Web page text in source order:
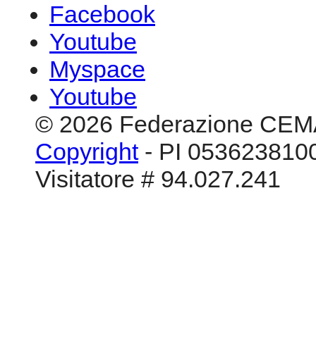
Facebook
Youtube
Myspace
Youtube
© 2026 Federazione
Copyright- PI
Visitatore # 94.027.241